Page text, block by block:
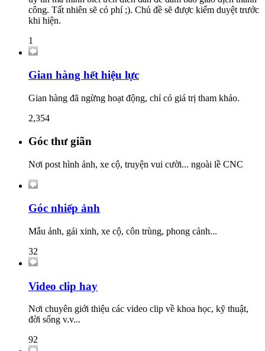
công. Tất nhiên sẽ có phí ;). Chủ đề sẽ được kiểm duyệt trước
khi hiện.
1
Gian hàng hết hiệu lực
Gian hàng đã ngừng hoạt động, chỉ có giá trị tham khảo.
2,354
Góc thư giãn
Nơi post hình ảnh, xe cộ, truyện vui cười... ngoài lề CNC
Góc nhiếp ảnh
Mẫu ảnh, gái xinh, xe cộ, côn trùng, phong cảnh...
32
Video clip hay
Nơi chuyên giới thiệu các video clip về khoa học, kỹ thuật,
đời sống v.v...
92